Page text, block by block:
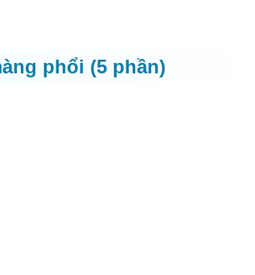
phổi (5 phần)